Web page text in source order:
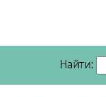
Найти: